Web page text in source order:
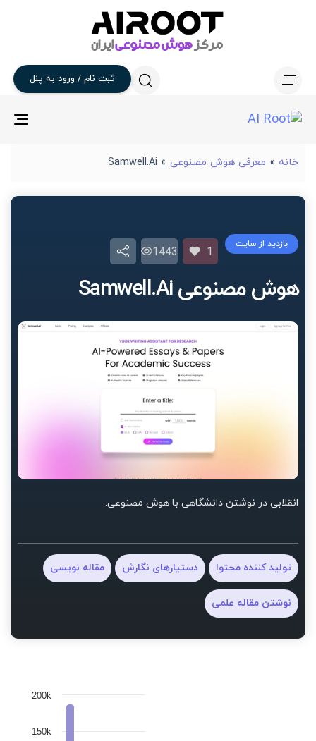
ثبت نام / ورود به پنل
خانه » معرفی هوش مصنوعی »
Samwell.Ai
هوش مصنوعی Samwell.Ai
بازدید از سایت
1
1443
انقلابی در نوشتن دانشگاهی با هوش مصنوعی.
تولید کننده محتوا دستیارهای نگارش مقاله نویسی
نوشتن مقاله علمی
150k
200k